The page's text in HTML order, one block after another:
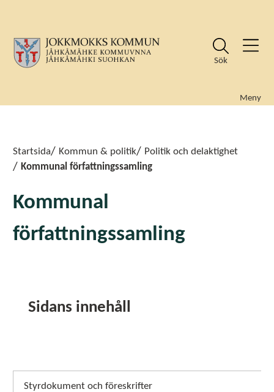
Sök
Meny
Startsida Kommun & politik
Politik och delaktighet
Kommunal författningssamling
Kommunal
författningssamling
Sidans innehåll
Styrdokument och föreskrifter